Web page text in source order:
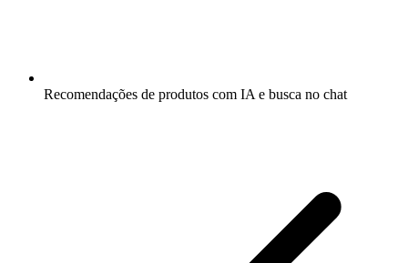
Recomendações de produtos com IA e busca no chat